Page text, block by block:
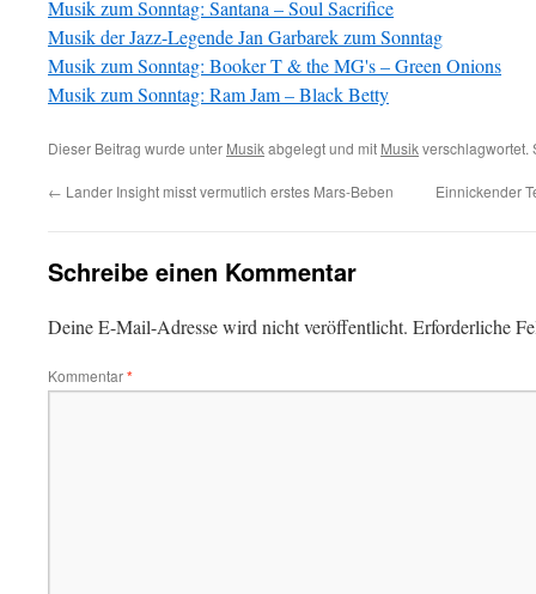
Musik zum Sonntag: Santana – Soul Sacrifice
Musik der Jazz-Legende Jan Garbarek zum Sonntag
Musik zum Sonntag: Booker T & the MG's – Green Onions
Musik zum Sonntag: Ram Jam – Black Betty
Dieser Beitrag wurde unter Musikabgelegt und mit Musikverschlagwortet.
← Lander Insight misst vermutlich erstes Mars-Beben Einnickender
Schreibe einen Kommentar
Deine E-Mail-Adresse wird nicht veröffentlicht. Erforderliche
Kommentar*